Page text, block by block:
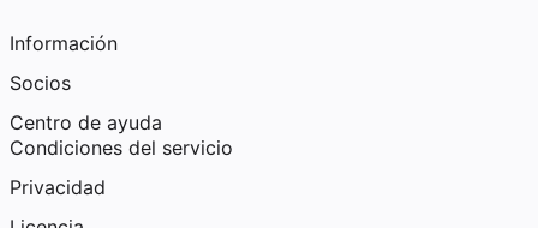
Información
Socios
Centro de ayuda
Condiciones del servicio
Privacidad